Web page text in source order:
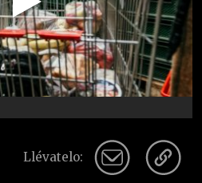
Play
Video
Llévatelo: